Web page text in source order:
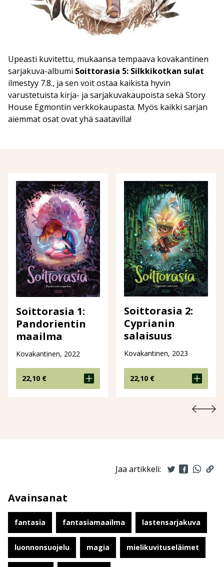
Upeasti kuvitettu, mukaansa tempaava kovakantinen
sarjakuva-albumi Soittorasia 5: Silkkikotkan sulat
ilmestyy 7.8., ja sen voit ostaa kaikista hyvin
varustetuista kirja- ja sarjakuvakaupoista sekä Story
House Egmontin verkkokaupasta. Myös kaikki sarjan
aiemmat osat ovat yhä saatavilla!
Soittorasia 1:
Pandorientin
maailma
Kovakantinen, 2022
22,10 €
Soittorasia 2:
Cyprianin
salaisuus
Kovakantinen, 2023
22,10 €
Jaa artikkeli:
Avainsanat
fantasia fantasiamaailma lastensarjakuva
luonnonsuojelu magia mielikuvituseläimet